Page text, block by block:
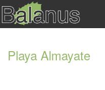
Playa Almayate